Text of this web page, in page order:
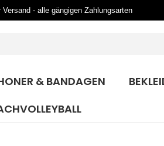
- alle gängigen Zahlungsarten
& BANDAGEN